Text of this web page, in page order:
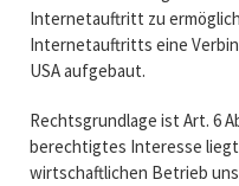
Internetauftritt zu
Internetauftritts eine
USA aufgebaut.
Rechtsgrundlage ist Art. 6
berechtigtes Interesse
wirtschaftlichen Betrieb